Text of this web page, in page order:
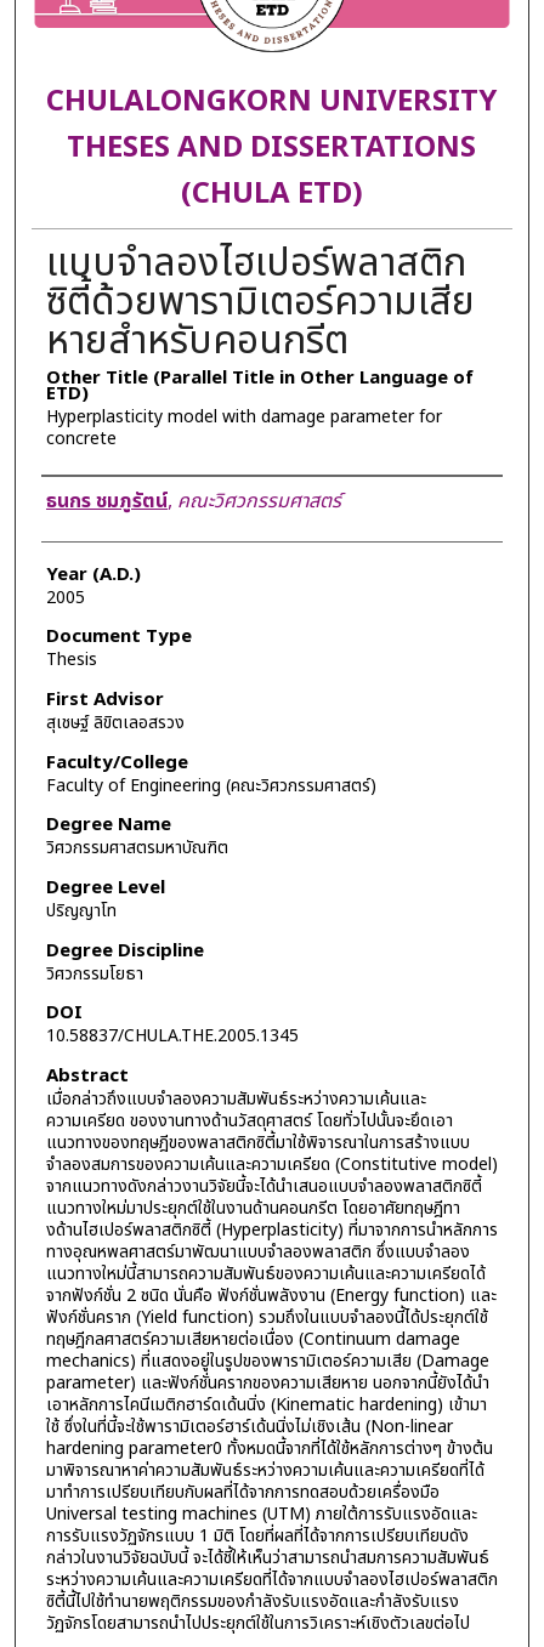
CHULALONGKORN UNIVERSITY
THESES AND DISSERTATIONS
(CHULA ETD)
แบบจำลองไฮเปอร์พลาสติก
ซิตี้ด้วยพารามิเตอร์ความเสีย
หายสำหรับคอนกรีต
Other Title (Parallel Title in Other Language of
ETD)
Hyperplasticity model with damage parameter for
concrete
Author
ธนกร ชมภูรัตน์, คณะวิศวกรรมศาสตร์
Year (A.D.)
2005
Document Type
Thesis
First Advisor
สุเชษฐ์ ลิขิตเลอสรวง
Faculty/College
Faculty of Engineering (คณะวิศวกรรมศาสตร์)
Degree Name
วิศวกรรมศาสตรมหาบัณฑิต
Degree Level
ปริญญาโท
Degree Discipline
วิศวกรรมโยธา
DOI
10.58837/CHULA.THE.2005.1345
Abstract
เมื่อกล่าวถึงแบบจำลองความสัมพันธ์ระหว่างความเค้นและ
ความเครียด ของงานทางด้านวัสดุศาสตร์ โดยทั่วไปนั้นจะยึดเอา
แนวทางของทฤษฎีของพลาสติกซิตี้มาใช้พิจารณาในการสร้างแบบ
จำลองสมการของความเค้นและความเครียด (Constitutive model)
จากแนวทางดังกล่าวงานวิจัยนี้จะได้นำเสนอแบบจำลองพลาสติกซิตี้
แนวทางใหม่มาประยุกต์ใช้ในงานด้านคอนกรีต โดยอาศัยทฤษฎีทา
งด้านไฮเปอร์พลาสติกซิตี้ (Hyperplasticity) ที่มาจากการนำหลักการ
ทางอุณหพลศาสตร์มาพัฒนาแบบจำลองพลาสติก ซึ่งแบบจำลอง
แนวทางใหม่นี้สามารถความสัมพันธ์ของความเค้นและความเครียดได้
จากฟังก์ชั่น 2 ชนิด นั่นคือ ฟังก์ชั่นพลังงาน (Energy function) และ
ฟังก์ชั่นคราก (Yield function) รวมถึงในแบบจำลองนี้ได้ประยุกต์ใช้
ทฤษฎีกลศาสตร์ความเสียหายต่อเนื่อง (Continuum damage
mechanics) ที่แสดงอยู่ในรูปของพารามิเตอร์ความเสีย (Damage
parameter) และฟังก์ชั่นครากของความเสียหาย นอกจากนี้ยังได้นำ
เอาหลักการไคนีเมติกฮาร์ดเด้นนิ่ง (Kinematic hardening) เข้ามา
ใช้ ซึ่งในที่นี้จะใช้พารามิเตอร์ฮาร์เด้นนิ่งไม่เชิงเส้น (Non-linear
hardening parameter0 ทั้งหมดนี้จากที่ได้ใช้หลักการต่างๆ ข้างต้น
มาพิจารณาหาค่าความสัมพันธ์ระหว่างความเค้นและความเครียดที่ได้
มาทำการเปรียบเทียบกับผลที่ได้จากการทดสอบด้วยเครื่องมือ
Universal testing machines (UTM) ภายใต้การรับแรงอัดและ
การรับแรงวัฏจักรแบบ 1 มิติ โดยที่ผลที่ได้จากการเปรียบเทียบดัง
กล่าวในงานวิจัยฉบับนี้ จะได้ชี้ให้เห็นว่าสามารถนำสมการความสัมพันธ์
ระหว่างความเค้นและความเครียดที่ได้จากแบบจำลองไฮเปอร์พลาสติก
ซิตี้นี้ไปใช้ทำนายพฤติกรรมของกำลังรับแรงอัดและกำลังรับแรง
วัฏจักรโดยสามารถนำไปประยุกต์ใช้ในการวิเคราะห์เชิงตัวเลขต่อไป